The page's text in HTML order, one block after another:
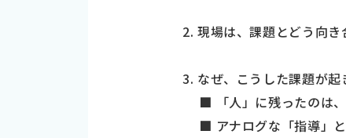
2. 現場は、課題とどう向き
3. なぜ、こうした課題が起
■ 「人」に残ったのは、
■ アナログな「指導」